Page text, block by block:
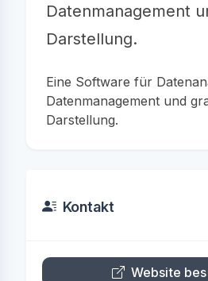
Datenmanagement
Darstellung.
Eine Software für
Datenmanagement und
Darstellung.
Kontakt
Website